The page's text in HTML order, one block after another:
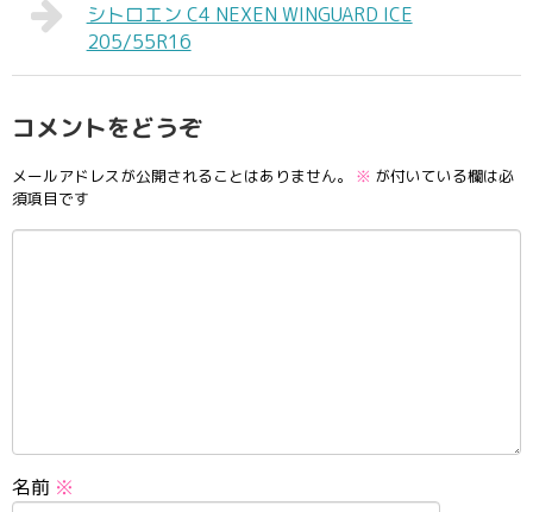
シトロエン C4 NEXEN WINGUARD ICE
205/55R16
コメントをどうぞ
メールアドレスが公開されることはありません。 ※ が付いている欄は必
須項目です
名前 ※